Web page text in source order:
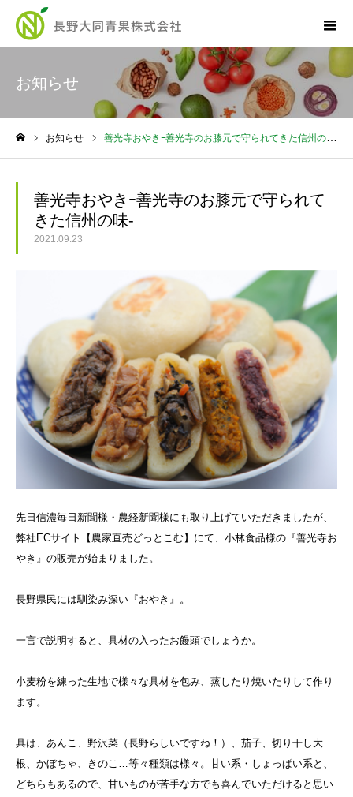
お知らせ
お知らせ 善光寺おやきｰ善光寺のお膝元で守られてきた信州の味-
善光寺おやきｰ善光寺のお膝元で守られて
きた信州の味-
2021.09.23
先日信濃毎日新聞様・農経新聞様にも取り上げていただきましたが、
弊社ECサイト【農家直売どっとこむ】にて、小林食品様の『善光寺お
やき』の販売が始まりました。
長野県民には馴染み深い『おやき』。
一言で説明すると、具材の入ったお饅頭でしょうか。
小麦粉を練った生地で様々な具材を包み、蒸したり焼いたりして作り
ます。
具は、あんこ、野沢菜（長野らしいですね！）、茄子、切り干し大
根、かぼちゃ、きのこ…等々種類は様々。甘い系・しょっぱい系と、
どちらもあるので、甘いものが苦手な方でも喜んでいただけると思い